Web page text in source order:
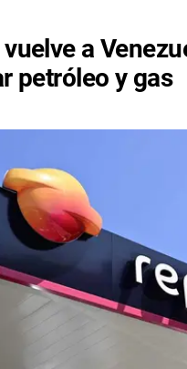
a
petróleo y gas